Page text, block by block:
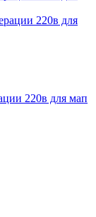
220в для мап